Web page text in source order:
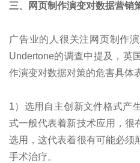
三、网页制作演变对数据营销
广告业的人很关注网页制作
Undertone的调查中提及，英
作演变对数据对策的危害具体
1）选用自主创新文件格式产
式一般代表着新技术应用，很
选用，这代表着很有可能必须
手术治疗。